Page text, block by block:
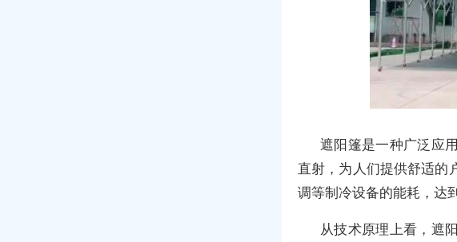
遮阳篷是一种广泛应
直射，为人们提供舒适的
调等制冷设备的能耗，达
从技术原理上看，遮